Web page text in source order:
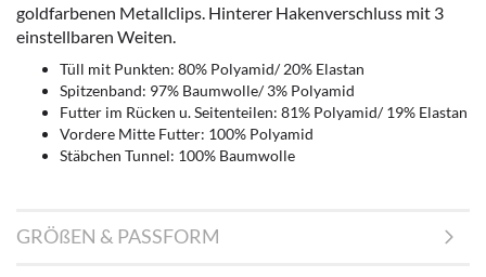
goldfarbenen Metallclips. Hinterer Hakenverschluss mit 3
einstellbaren Weiten.
Tüll mit Punkten: 80% Polyamid/ 20% Elastan
Spitzenband: 97% Baumwolle/ 3% Polyamid
Futter im Rücken u. Seitenteilen: 81% Polyamid/ 19% Elastan
Vordere Mitte Futter: 100% Polyamid
Stäbchen Tunnel: 100% Baumwolle
GRÖßEN & PASSFORM